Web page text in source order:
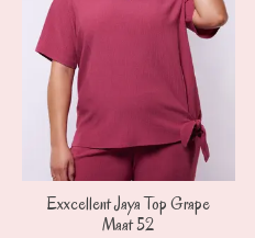
Exxcellent Jaya Top Grape
Maat 52